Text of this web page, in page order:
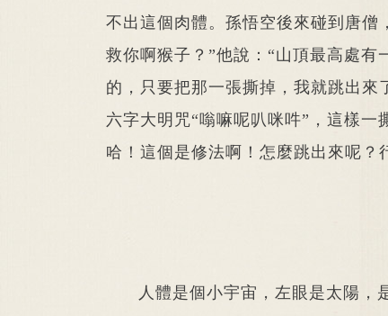
不出這個肉體。孫悟空後來碰到唐僧
救你啊猴子？”他說：“山頂最高處有
的，只要把那一張撕掉，我就跳出來
六字大明咒“嗡嘛呢叭咪吽”，這樣一
哈！這個是修法啊！怎麼跳出來呢？
人體是個小宇宙，左眼是太陽，